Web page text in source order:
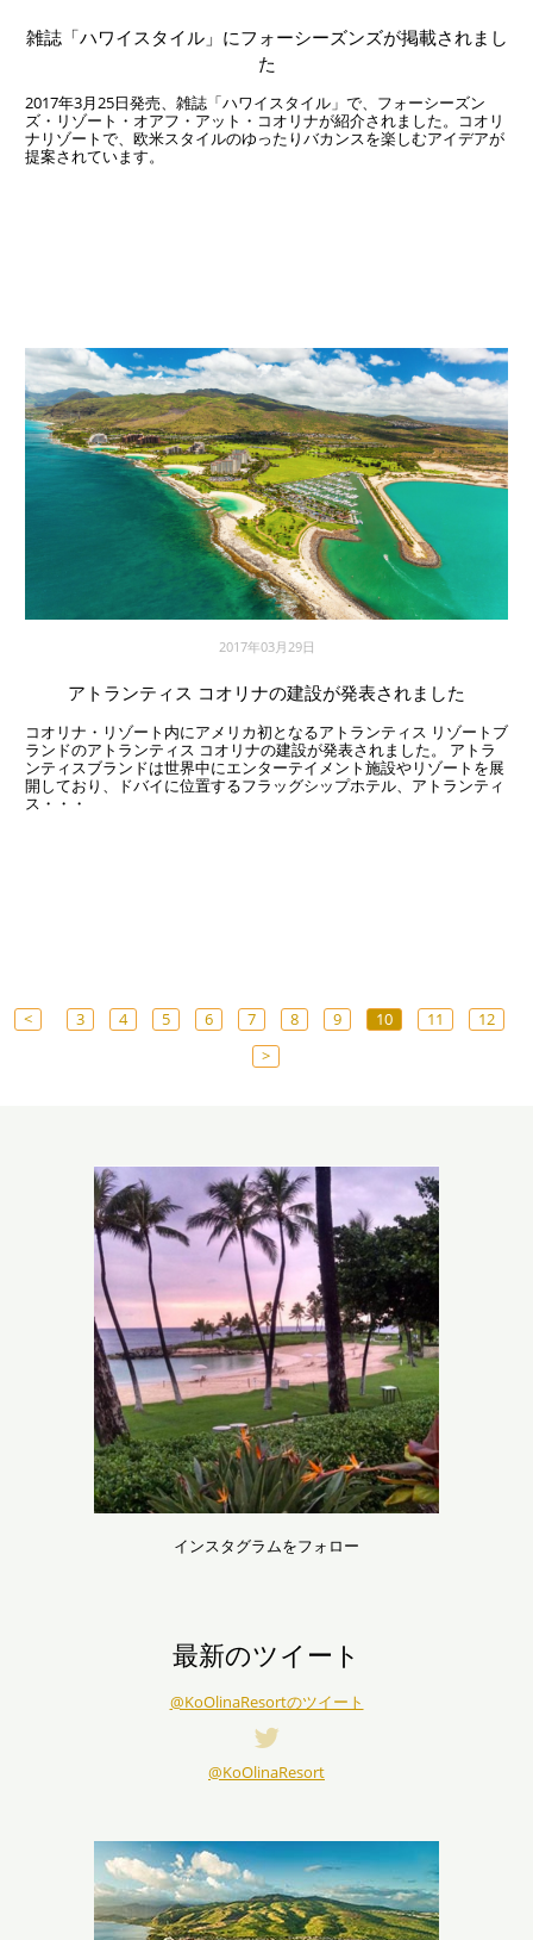
雑誌「ハワイスタイル」にフォーシーズンズが掲載されまし
た
2017年3月25日発売、雑誌「ハワイスタイル」で、フォーシーズン
ズ・リゾート・オアフ・アット・コオリナが紹介されました。コオリ
ナリゾートで、欧米スタイルのゆったりバカンスを楽しむアイデアが
提案されています。
2017年03月29日
アトランティス コオリナの建設が発表されました
コオリナ・リゾート内にアメリカ初となるアトランティス リゾートブ
ランドのアトランティス コオリナの建設が発表されました。 アトラ
ンティスブランドは世界中にエンターテイメント施設やリゾートを展
開しており、ドバイに位置するフラッグシップホテル、アトランティ
ス・・・
< 3 4 5 6 7 8 9 10 11
12
>
インスタグラムをフォロー
最新のツイート
@KoOlinaResortのツイート
@KoOlinaResort